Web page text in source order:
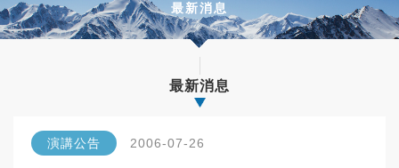
最新消息
最新消息
演講公告 2006-07-26